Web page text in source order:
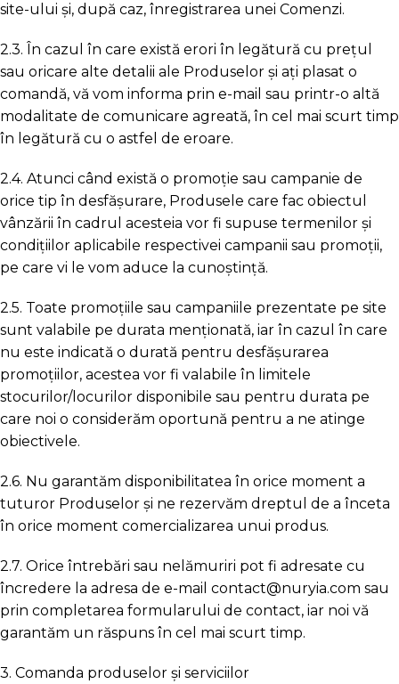
site-ului şi, după caz, înregistrarea unei Comenzi.
2.3. În cazul în care există erori în legătură cu prețul
sau oricare alte detalii ale Produselor și ați plasat o
comandă, vă vom informa prin e-mail sau printr-o altă
modalitate de comunicare agreată, în cel mai scurt timp
în legătură cu o astfel de eroare.
2.4. Atunci când există o promoție sau campanie de
orice tip în desfășurare, Produsele care fac obiectul
vânzării în cadrul acesteia vor fi supuse termenilor şi
condiţiilor aplicabile respectivei campanii sau promoţii,
pe care vi le vom aduce la cunoștință.
2.5. Toate promoțiile sau campaniile prezentate pe site
sunt valabile pe durata menționată, iar în cazul în care
nu este indicată o durată pentru desfășurarea
promoțiilor, acestea vor fi valabile în limitele
stocurilor/locurilor disponibile sau pentru durata pe
care noi o considerăm oportună pentru a ne atinge
obiectivele.
2.6. Nu garantăm disponibilitatea în orice moment a
tuturor Produselor și ne rezervăm dreptul de a înceta
în orice moment comercializarea unui produs.
2.7. Orice întrebări sau nelămuriri pot fi adresate cu
încredere la adresa de e-mail contact@nuryia.com sau
prin completarea formularului de contact, iar noi vă
garantăm un răspuns în cel mai scurt timp.
3. Comanda produselor și serviciilor